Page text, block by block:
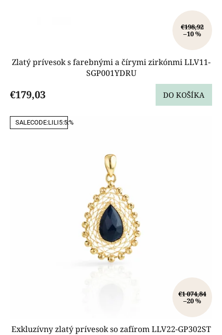
€198,92
–10 %
Zlatý prívesok s farebnými a čírymi zirkónmi LLV11-
SGP001YDRU
€179,03 DO KOŠÍKA
SALECODE:LILI5:5:%
€1 074,84
–20 %
Exkluzívny zlatý prívesok so zafírom LLV22-GP302ST